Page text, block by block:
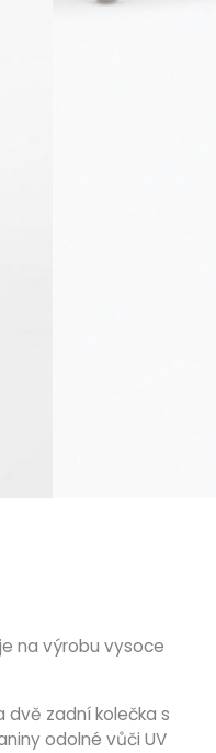
na výrobu vysoce
dvě zadní kolečka s
odolné vůči UV